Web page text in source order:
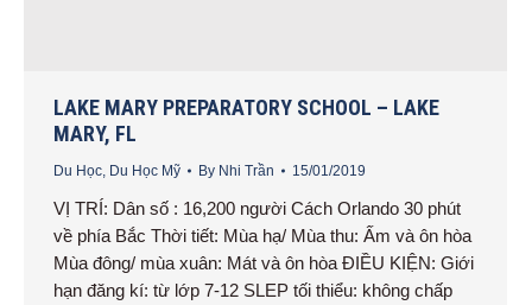
LAKE MARY PREPARATORY SCHOOL – LAKE
MARY, FL
Du Học, Du Học Mỹ By Nhi Trần 15/01/2019
VỊ TRÍ: Dân số : 16,200 người Cách Orlando 30 phút
về phía Bắc Thời tiết: Mùa hạ/ Mùa thu: Ấm và ôn hòa
Mùa đông/ mùa xuân: Mát và ôn hòa ĐIỀU KIỆN: Giới
hạn đăng kí: từ lớp 7-12 SLEP tối thiểu: không chấp